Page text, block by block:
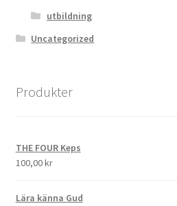
utbildning
Uncategorized
Produkter
THE FOUR Keps
100,00kr
Lära känna Gud